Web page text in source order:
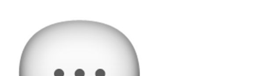
contenu
principal